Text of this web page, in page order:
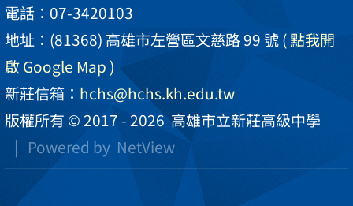
電話：07-3420103
地址：(81368) 高雄市左營區文慈路 99 號( 點我開
啟 Google Map )
新莊信箱： hchs@hchs.kh.edu.tw
版權所有 © 2017 - 2026高雄市立新莊高級中學
| Powered by NetView